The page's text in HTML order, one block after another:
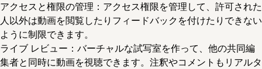
アクセスと権限の管理 ：アクセス権限を管理して、許可された
人以外は動画を閲覧したりフィードバックを付けたりできない
ように制限できます。
ライブ レビュー ：バーチャルな試写室を作って、他の共同編
集者と同時に動画を視聴できます。注釈やコメントもリアルタ